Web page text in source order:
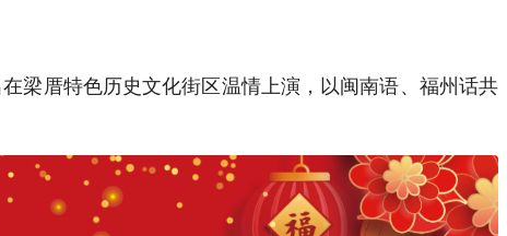
梁厝特色历史文化街区温情上演，以闽南语、福州话共